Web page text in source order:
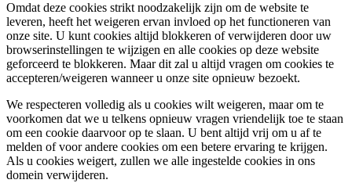
Omdat deze cookies strikt noodzakelijk zijn om de website te
leveren, heeft het weigeren ervan invloed op het functioneren van
onze site. U kunt cookies altijd blokkeren of verwijderen door uw
browserinstellingen te wijzigen en alle cookies op deze website
geforceerd te blokkeren. Maar dit zal u altijd vragen om cookies te
accepteren/weigeren wanneer u onze site opnieuw bezoekt.
We respecteren volledig als u cookies wilt weigeren, maar om te
voorkomen dat we u telkens opnieuw vragen vriendelijk toe te staan
om een cookie daarvoor op te slaan. U bent altijd vrij om u af te
melden of voor andere cookies om een betere ervaring te krijgen.
Als u cookies weigert, zullen we alle ingestelde cookies in ons
domein verwijderen.